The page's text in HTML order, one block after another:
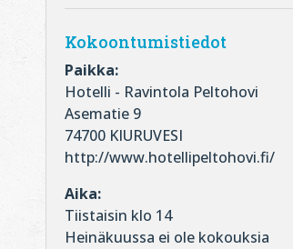
Kokoontumistiedot
Paikka:
Hotelli - Ravintola Peltohovi
Asematie 9
74700 KIURUVESI
http://www.hotellipeltohovi.fi/
Aika:
Tiistaisin klo 14
Heinäkuussa ei ole kokouksia